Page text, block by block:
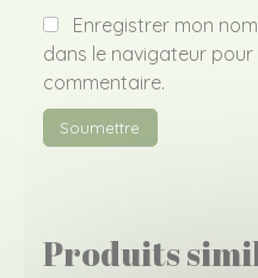
Enregistrer mon
dans le navigateur
commentaire.
Produits